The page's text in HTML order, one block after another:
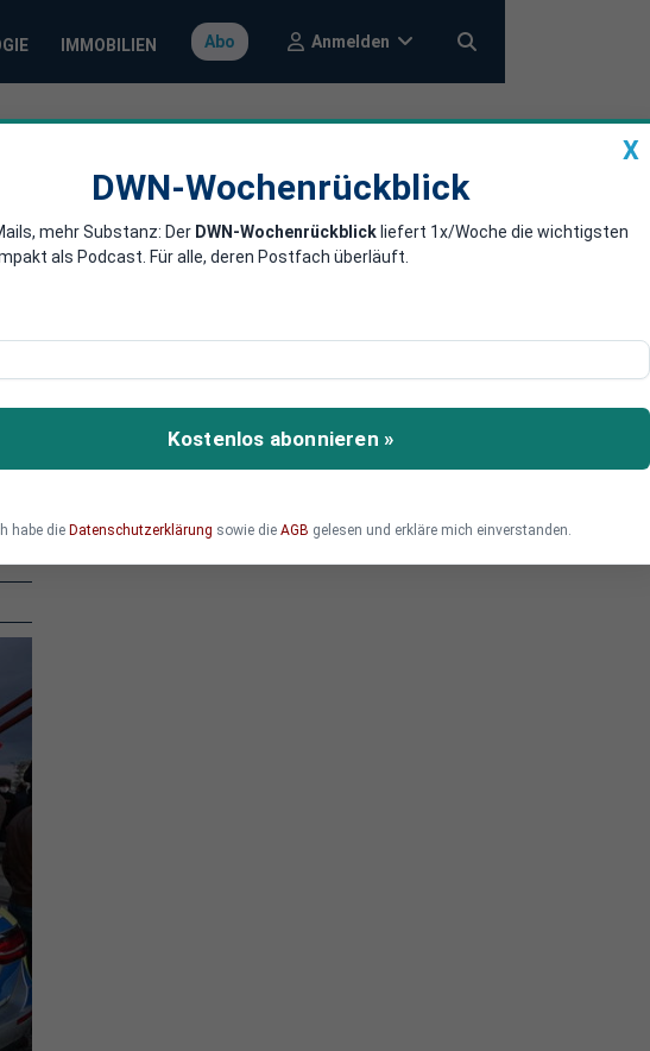
IMMOBILIEN Abo Anmelden
Autobahn in
Moorfleet und dem
der Polizei zufolge damit auf
X
DWN-Wochenrückblick
mehr Substanz: Der DWN-Wochenrückblick liefert 1x/Woche die wichtigsten
als Podcast. Für alle, deren Postfach überläuft.
Kostenlos abonnieren »
habe die Datenschutzerklärung sowie die AGB gelesen und erkläre mich einverstanden.